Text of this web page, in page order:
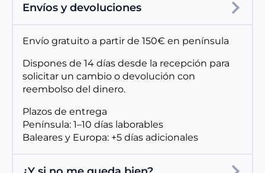
Envíos y devoluciones
Envío gratuito a partir de 150€ en península
Dispones de 14 días desde la recepción para
solicitar un cambio o devolución con
reembolso del dinero.
Plazos de entrega
Península: 1–10 días laborables
Baleares y Europa: +5 días adicionales